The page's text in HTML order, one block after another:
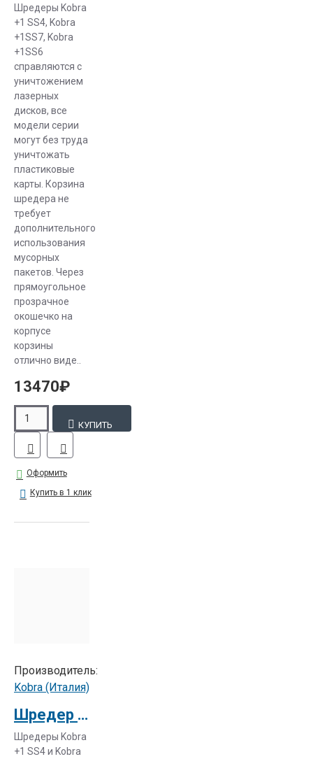
Шредеры Kobra
+1 SS4, Kobra
+1SS7, Kobra
+1SS6
справляются с
уничтожением
лазерных
дисков, все
модели серии
могут без труда
уничтожать
пластиковые
карты. Корзина
шредера не
требует
дополнительного
использования
мусорных
пакетов. Через
прямоугольное
прозрачное
окошечко на
корпусе
корзины
отлично виде..
13470₽
КУПИТЬ
Оформить
Купить в 1 клик
Производитель:
Kobra (Италия)
Шредер Kobra +1 CC4 E/S
Шредеры Kobra
+1 SS4 и Kobra